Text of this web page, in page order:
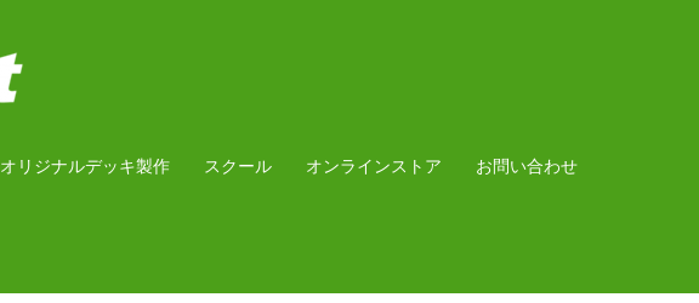
オリジナルデッキ製作 スクール オンラインストア お問い合わせ